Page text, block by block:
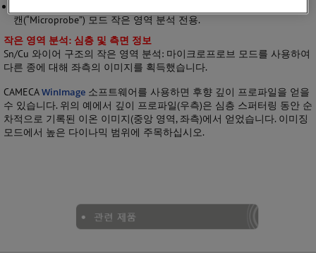
캔(“Microprobe”) 모드 작은 영역 분석 전용.
작은 영역 분석: 심층 및 측면 정보
Sn/Cu 와이어 구조의 작은 영역 분석: 마이크로프로브 모드를 사용하여
다른 종에 대해 좌측의 이미지를 획득했습니다.
CAMECAWinImage 소프트웨어를 사용하면 후향 깊이 프로파일을 얻을
수 있습니다. 위의 예에서 깊이 프로파일(우측)은 심층 스퍼터링 동안 순
차적으로 기록된 이온 이미지(중앙 영역, 좌측)에서 얻었습니다. 이미징
모드에서 높은 다이나믹 범위에 주목하십시오.